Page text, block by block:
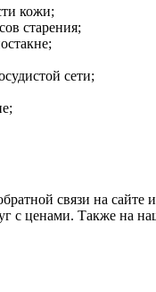
кожи;
старения;
сети;
связи на
с ценами. Также